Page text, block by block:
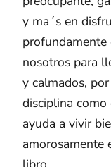
y ma´s en
profundamente
nosotros para
y calmados,
disciplina
ayuda a vivir
amorosamente